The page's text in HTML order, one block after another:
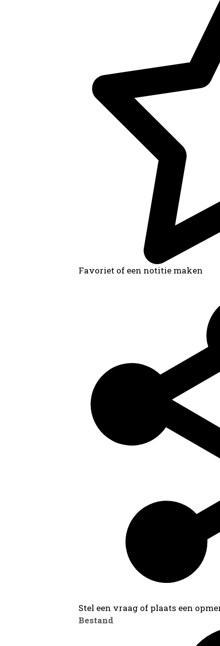
Favoriet of een notitie maken
Stel een vraag of plaats een
Bestand